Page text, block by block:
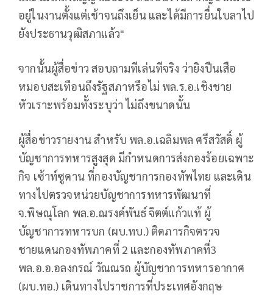
อยู่ในงานตั้งแต่เช้าจนถึงเย็น และได้มีการยื่นใบลาไป
ยังประธานวุฒิสภาแล้ว"
จากนั้นผู้สื่อข่าว สอบถามทีเล่นทีจริง ว่ายิงปืนเสือ
หมอบสะเทือนถึงรัฐสภาหรือไม่ พล.ร.อ.เชิงชาย
หัวเราะพร้อมทั้งระบุว่า ไม่ถึงขนาดนั้น
ผู้สื่อข่าวรายงาน สำหรับ พล.อ.เฉลิมพล ศรีสวัสดิ์ ผู้
บัญชาการทหารสูงสุด มีกำหนดการส่งกองร้อยเฉพาะ
กิจ เซ้าท์ซูดาน ที่กองบัญชาการกองทัพไทย และเดิน
ทางไปตรวจหน่วยบัญชาการทหารพัฒนาที่
จ.พิษณุโลก พล.อ.ณรงค์พันธ์ จิตต์แก้วแท้ ผู้
บัญชาการทหารบก (ผบ.ทบ.) ติดภารกิจตรวจ
ชายแดนกองทัพภาคที่ 2 และกองทัพภาคที่3
พล.อ.อ.อลงกรณ์ วัณณรถ ผู้บัญชาการทหารอากาศ
(ผบ.ทอ.) เดินทางไปราชการที่ประเทศอังกฤษ